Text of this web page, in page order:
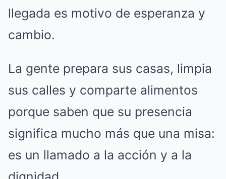
llegada es motivo de esperanza y
cambio.
La gente prepara sus casas, limpia
sus calles y comparte alimentos
porque saben que su presencia
significa mucho más que una misa:
es un llamado a la acción y a la